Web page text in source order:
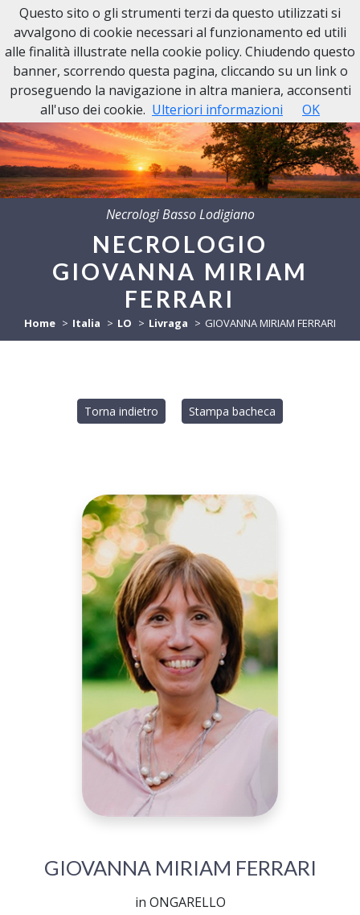
Necrologi Basso Lodigiano
NECROLOGIO
GIOVANNA MIRIAM
FERRARI
Home Italia LO Livraga GIOVANNA MIRIAM FERRARI
Torna indietro Stampa bacheca
GIOVANNA MIRIAM FERRARI
in ONGARELLO
Questo sito o gli strumenti terzi da questo utilizzati si
avvalgono di cookie necessari al funzionamento ed utili
alle finalità illustrate nella cookie policy. Chiudendo questo
banner, scorrendo questa pagina, cliccando su un link o
proseguendo la navigazione in altra maniera, acconsenti
all'uso dei cookie. Ulteriori informazioni OK